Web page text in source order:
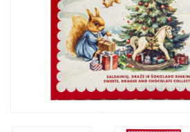
Gurmanams
Natūralios